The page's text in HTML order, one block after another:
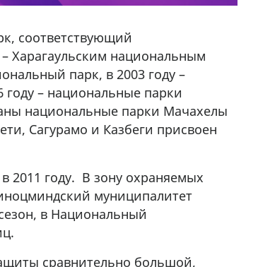
соответствующий
Харагаульским национальным
парк, в 2003 году –
– национальные парки
национальные парки Мачахелы
Сагурамо и Казбеги присвоен
2011 году. В зону охраняемых
муниципалитет
в Национальный
сравнительно большой,